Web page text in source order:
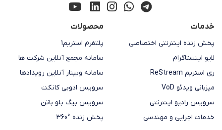
خدمات
پخش زنده اینترنتی اختصاصی
لایو اینستاگرام
ری استریم ReStream
میزبانی ویدئو VoD
سرویس رادیو اینترنتی
خدمات اجرایی و مهندسی
محصولات
پلتفرم استریم1
سامانه مجمع آنلاین شرکت ها
سامانه وبینار آنلاین رویدادها
سرویس ادوبی کانکت
سرویس بیگ بلو باتن
پخش زنده °360